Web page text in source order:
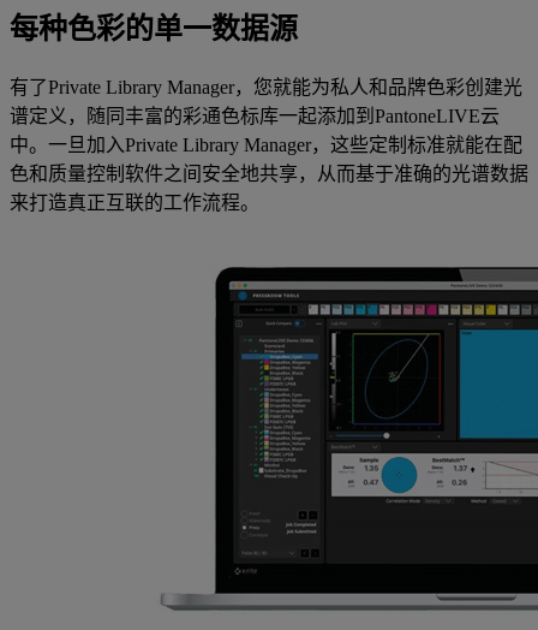
每种色彩的单一数据源
有了Private Library Manager，您就能为私人和品牌色彩创建光
谱定义，随同丰富的彩通色标库一起添加到PantoneLIVE云
中。一旦加入Private Library Manager，这些定制标准就能在配
色和质量控制软件之间安全地共享，从而基于准确的光谱数据
来打造真正互联的工作流程。